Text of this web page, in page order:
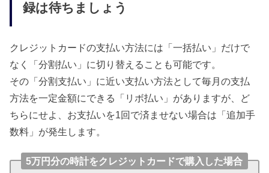
録は待ちましょう
クレジットカードの支払い方法には「一括払い」だけで
なく「分割払い」に切り替えることも可能です。
その「分割支払い」に近い支払い方法として毎月の支払
方法を一定金額にできる「リボ払い」がありますが、ど
ちらにせよ、お支払いを1回で済ませない場合は「追加手
数料」が発生します。
5万円分の時計をクレジットカードで購入した場合